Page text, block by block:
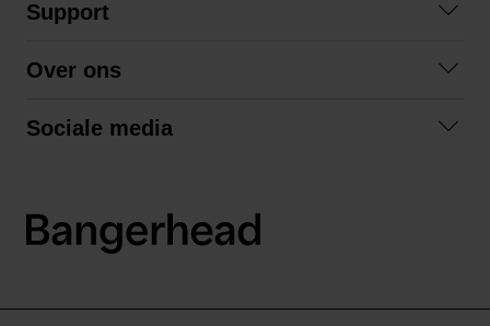
Support
Algemene voorwaarden
Over ons
Sociale media
LinkedIn